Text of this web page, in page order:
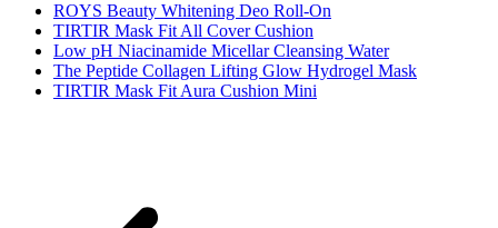
ROYS Beauty Whitening Deo Roll-On
TIRTIR Mask Fit All Cover Cushion
Low pH Niacinamide Micellar Cleansing Water
The Peptide Collagen Lifting Glow Hydrogel Mask
TIRTIR Mask Fit Aura Cushion Mini